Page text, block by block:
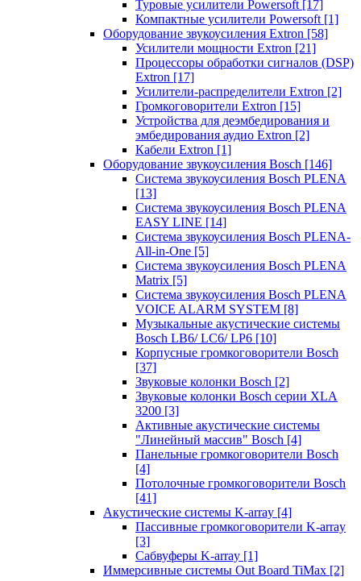
Туровые усилители Powersoft [17]
Компактные усилители Powersoft [1]
Оборудование звукоусиления Extron [58]
Усилители мощности Extron [21]
Процессоры обработки сигналов (DSP)
Extron [17]
Усилители-распределители Extron [2]
Громкоговорители Extron [15]
Устройства для деэмбедирования и
эмбедирования аудио Extron [2]
Кабели Extron [1]
Оборудование звукоусиления Bosch [146]
Система звукоусиления Bosch PLENA
[13]
Система звукоусиления Bosch PLENA
EASY LINE [14]
Система звукоусиления Bosch PLENA-
All-in-One [5]
Система звукоусиления Bosch PLENA
Matrix [5]
Система звукоусиления Bosch PLENA
VOICE ALARM SYSTEM [8]
Музыкальные акустические системы
Bosch LB6/ LC6/ LP6 [10]
Корпусные громкоговорители Bosch
[37]
Звуковые колонки Bosch [2]
Звуковые колонки Bosch серии XLA
3200 [3]
Активные акустические системы
"Линейный массив" Bosch [4]
Панельные громкоговорители Bosch
[4]
Потолочные громкоговорители Bosch
[41]
Акустические системы K-array [4]
Пассивные громкоговорители K-array
[3]
Сабвуферы K-array [1]
Иммерсивные системы Out Board TiMax [2]